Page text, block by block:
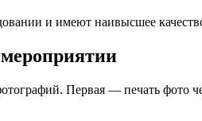
и имеют наивысшее
Первая — печать